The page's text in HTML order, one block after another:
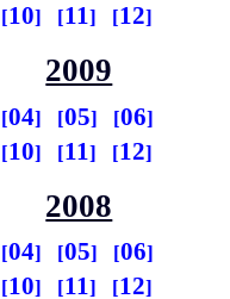
10 11 12
2009
04 05
06
10 11 12
2008
04 05
06
10 11 12